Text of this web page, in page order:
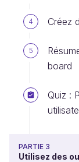
4 Créez
5
board
Quiz :
PARTIE 3
Utilisez des